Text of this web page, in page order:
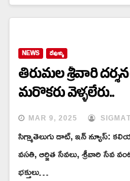
NEWS దేవుళ్ళు
తిరుమల శ్రీవారి
మరొకరు వెళ్ళలేరు..
MAR 9, 2025
సిగ్మాతెలుగు డాట్, ఇన్ న్యూస్:
వసతి, ఆర్జిత సేవలు, శ్రీవారి సేవ
భక్తులు…